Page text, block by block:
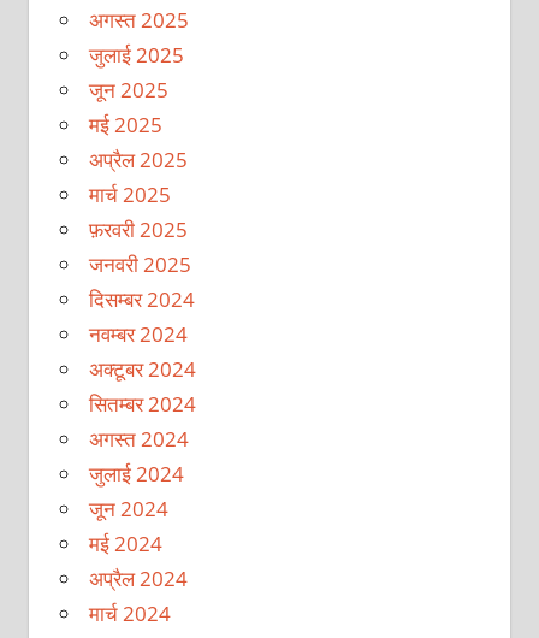
अगस्त 2025
जुलाई 2025
जून 2025
मई 2025
अप्रैल 2025
मार्च 2025
फ़रवरी 2025
जनवरी 2025
दिसम्बर 2024
नवम्बर 2024
अक्टूबर 2024
सितम्बर 2024
अगस्त 2024
जुलाई 2024
जून 2024
मई 2024
अप्रैल 2024
मार्च 2024